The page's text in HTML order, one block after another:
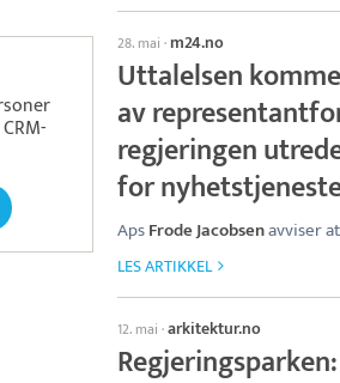
28. mai · m24.no
Uttalelsen
av
regjeringen
for
ApsFrode Jacobsenavviser
LES ARTIKKEL
12. mai ·arkitektur.no